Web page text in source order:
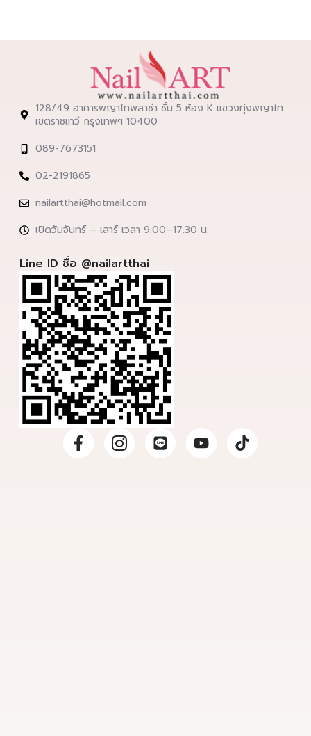
128/49 อาคารพญาไทพลาซ่า ชั้น 5 ห้อง K แขวงทุ่งพญาไท
เขตราชเทวี กรุงเทพฯ 10400
089-7673151
02-2191865
nailartthai@hotmail.com
เปิดวันจันทร์ – เสาร์ เวลา 9.00–17.30 น.
Line ID ชื่อ @nailartthai